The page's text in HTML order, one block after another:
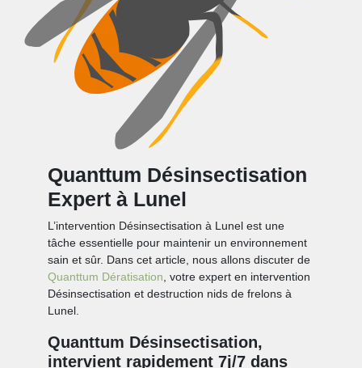
Quanttum Désinsectisation
Expert à Lunel
L’intervention Désinsectisation à Lunel est une
tâche essentielle pour maintenir un environnement
sain et sûr. Dans cet article, nous allons discuter de
Quanttum Dératisation, votre expert en intervention
Désinsectisation et destruction nids de frelons à
Lunel.
Quanttum Désinsectisation,
intervient rapidement 7j/7 dans